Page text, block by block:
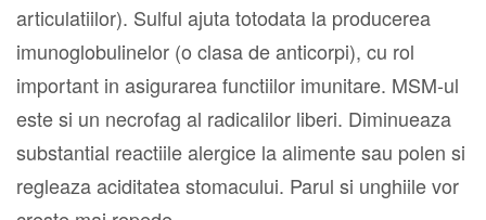
articulatiilor). Sulful ajuta totodata la producerea
imunoglobulinelor (o clasa de anticorpi), cu rol
important in asigurarea functiilor imunitare. MSM-ul
este si un necrofag al radicalilor liberi. Diminueaza
substantial reactiile alergice la alimente sau polen si
regleaza aciditatea stomacului. Parul si unghiile vor